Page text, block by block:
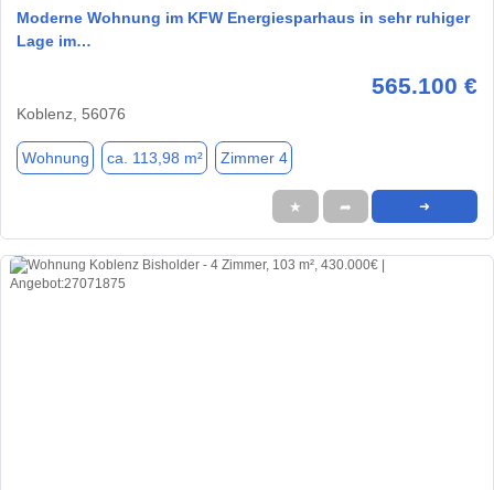
Moderne Wohnung im KFW Energiesparhaus in sehr ruhiger
Lage im…
565.100 €
Koblenz, 56076
Wohnung ca. 113,98 m² Zimmer 4
★ ➦ ➜